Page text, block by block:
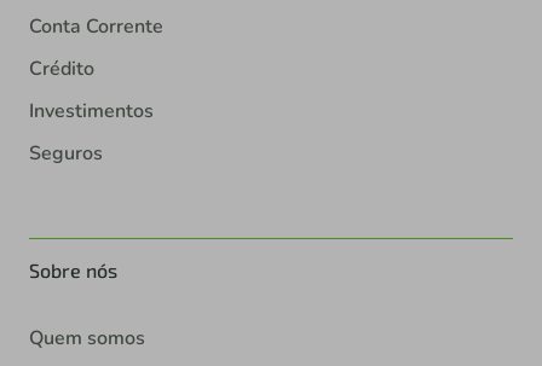
Conta Corrente
Crédito
Investimentos
Seguros
Sobre nós
Quem somos